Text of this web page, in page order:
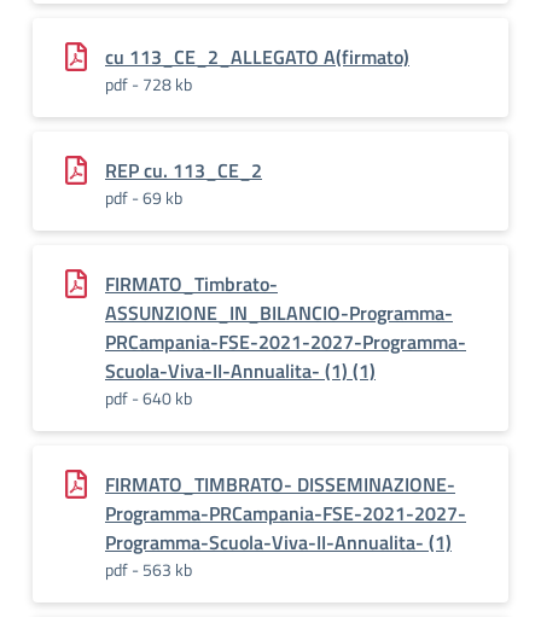
cu 113_CE_2_ALLEGATO A(firmato)
pdf - 728 kb
REP cu. 113_CE_2
pdf - 69 kb
FIRMATO_Timbrato-
ASSUNZIONE_IN_BILANCIO-Programma-
PRCampania-FSE-2021-2027-Programma-
Scuola-Viva-II-Annualita- (1) (1)
pdf - 640 kb
FIRMATO_TIMBRATO- DISSEMINAZIONE-
Programma-PRCampania-FSE-2021-2027-
Programma-Scuola-Viva-II-Annualita- (1)
pdf - 563 kb